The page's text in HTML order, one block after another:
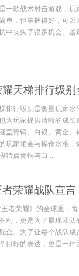
一款战术射击游戏，
单，但掌握得好，可
中丧失了很多机会。这
天梯排行级
排行级别是衡量玩家
为玩家提供清晰的成
盖青铜、白银、黄金
玩家领会与操作水准
特点青铜与白...
荣耀战队宣言
王者荣耀》的全球里，
利，更是为了展现团
合。为了让每个战队
目标的表达，更是一种